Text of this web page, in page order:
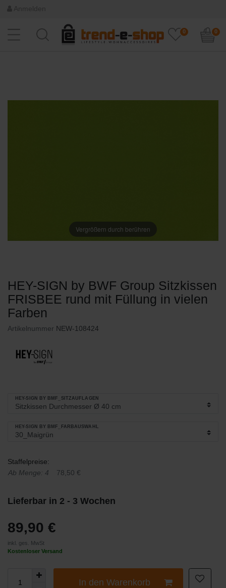
0 0
Vergrößern durch berühren
HEY-SIGN by BWF Group Sitzkissen
FRISBEE rund mit Füllung in vielen
Farben
Artikelnummer NEW-108424
HEY-SIGN BY BMF_SITZAUFLAGEN
HEY-SIGN BY BMF_FARBAUSWAHL
Staffelpreise:
Ab Menge: 4
78,50 €
Lieferbar in 2 - 3 Wochen
89,90 €
inkl. ges. MwSt
Kostenloser Versand
In den Warenkorb